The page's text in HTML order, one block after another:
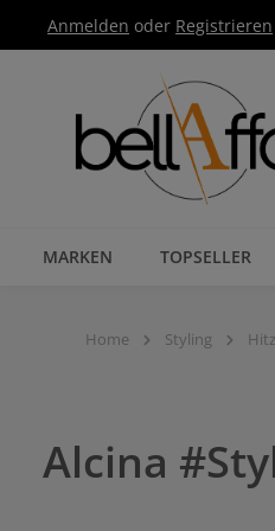
Hauptnavigation springen
Anmelden oder Registrieren
MARKEN TOPSELLER
Home Styling
Alcina